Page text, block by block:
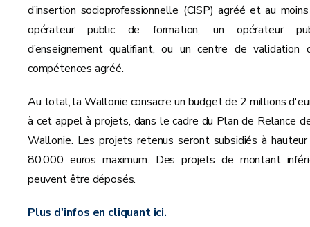
d’insertion socioprofessionnelle (CISP) agréé et au
opérateur public de formation, un opérateur
d’enseignement qualifiant, ou un centre de validation
compétences agréé.
Au total, la Wallonie consacre un budget de 2 millions
à cet appel à projets, dans le cadre du Plan de Relance
Wallonie. Les projets retenus seront subsidiés à
80.000 euros maximum. Des projets de montant
peuvent être déposés.
Plus d'infos en cliquant ici.